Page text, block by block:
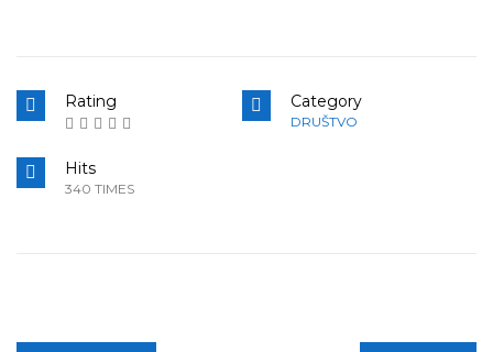
Rating Category
DRUŠTVO
Hits
340 TIMES